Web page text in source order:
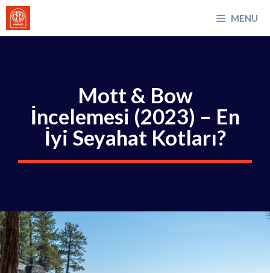
İçeriğe
atla
MENU
Mott & Bow
İncelemesi (2023) – En
İyi Seyahat Kotları?